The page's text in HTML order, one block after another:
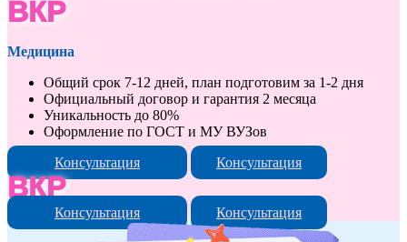
ВКР
Медицина
Общий срок 7-12 дней, план подготовим за 1-2 дня
Официальный договор и гарантия 2 месяца
Уникальность до 80%
Оформление по ГОСТ и МУ ВУЗов
Консультация
Консультация
ВКР
Консультация Консультация